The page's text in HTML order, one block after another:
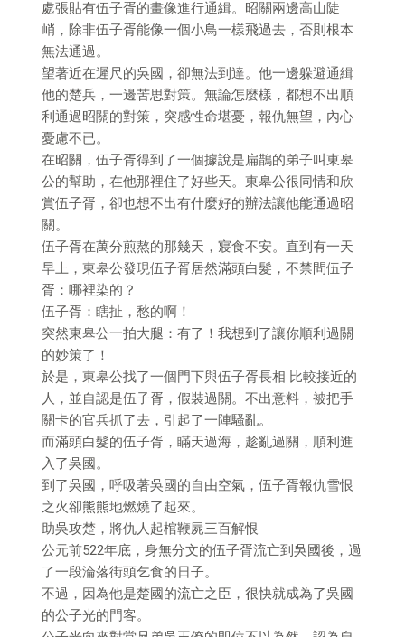
處張貼有伍子胥的畫像進行通緝。昭關兩邊高山陡
峭，除非伍子胥能像一個小鳥一樣飛過去，否則根本
無法通過。
望著近在遲尺的吳國，卻無法到達。他一邊躲避通緝
他的楚兵，一邊苦思對策。無論怎麼樣，都想不出順
利通過昭關的對策，突感性命堪憂，報仇無望，內心
憂慮不已。
在昭關，伍子胥得到了一個據說是扁鵲的弟子叫東皋
公的幫助，在他那裡住了好些天。東皋公很同情和欣
賞伍子胥，卻也想不出有什麼好的辦法讓他能通過昭
關。
伍子胥在萬分煎熬的那幾天，寢食不安。直到有一天
早上，東皋公發現伍子胥居然滿頭白髮，不禁問伍子
胥：哪裡染的？
伍子胥：瞎扯，愁的啊！
突然東皋公一拍大腿：有了！我想到了讓你順利過關
的妙策了！
於是，東皋公找了一個門下與伍子胥長相 比較接近的
人，並自認是伍子胥，假裝過關。不出意料，被把手
關卡的官兵抓了去，引起了一陣騷亂。
而滿頭白髮的伍子胥，瞞天過海，趁亂過關，順利進
入了吳國。
到了吳國，呼吸著吳國的自由空氣，伍子胥報仇雪恨
之火卻熊熊地燃燒了起來。
助吳攻楚，將仇人起棺鞭屍三百解恨
公元前522年底，身無分文的伍子胥流亡到吳國後，過
了一段淪落街頭乞食的日子。
不過，因為他是楚國的流亡之臣，很快就成為了吳國
的公子光的門客。